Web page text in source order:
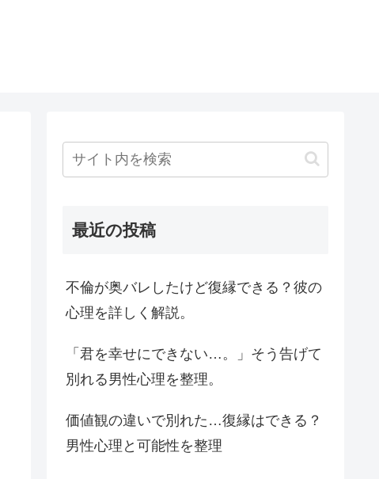
最近の投稿
不倫が奥バレしたけど復縁できる？彼の
心理を詳しく解説。
「君を幸せにできない…。」そう告げて
別れる男性心理を整理。
価値観の違いで別れた…復縁はできる？
男性心理と可能性を整理